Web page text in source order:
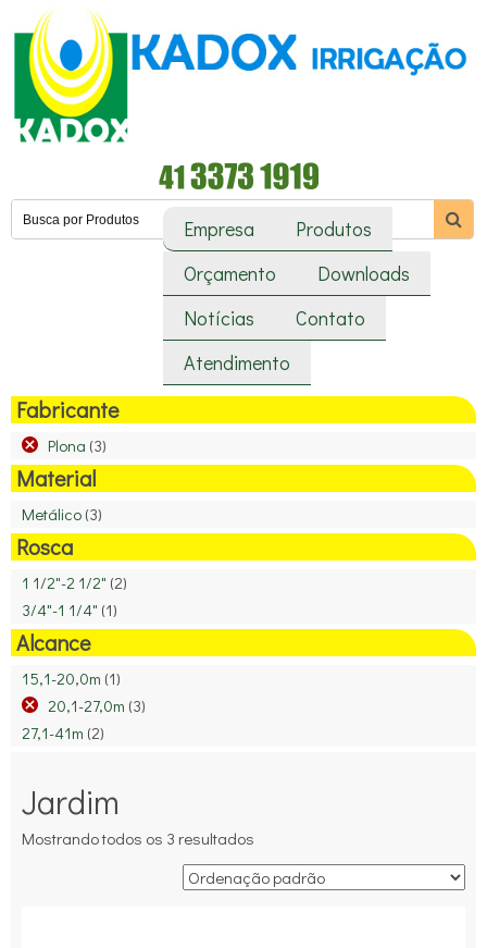
Empresa
Produtos
Orçamento
Downloads
Notícias
Contato
Atendimento
Fabricante
Plona (3)
Material
Metálico (3)
Rosca
1 1/2"-2 1/2" (2)
3/4"-1 1/4" (1)
Alcance
15,1-20,0m (1)
20,1-27,0m (3)
27,1-41m (2)
Jardim
Mostrando todos os 3 resultados